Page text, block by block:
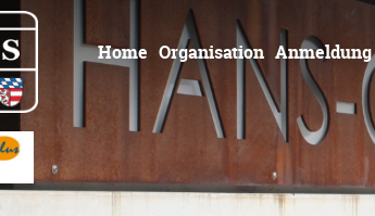
Home Organisation Anmeldung